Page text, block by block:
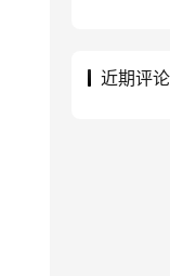
近期评论